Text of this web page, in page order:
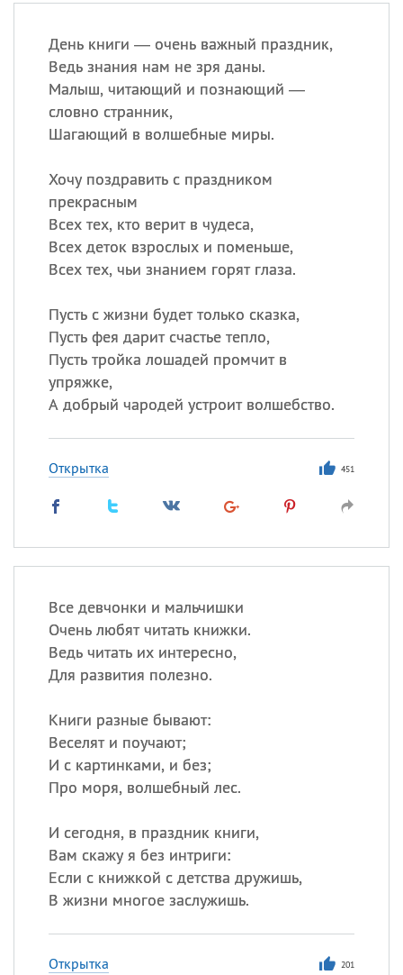
День книги — очень важный праздник,
Ведь знания нам не зря даны.
Малыш, читающий и познающий —
словно странник,
Шагающий в волшебные миры.
Хочу поздравить с праздником
прекрасным
Всех тех, кто верит в чудеса,
Всех деток взрослых и поменьше,
Всех тех, чьи знанием горят глаза.
Пусть с жизни будет только сказка,
Пусть фея дарит счастье тепло,
Пусть тройка лошадей промчит в
упряжке,
А добрый чародей устроит волшебство.
Открытка 451
Все девчонки и мальчишки
Очень любят читать книжки.
Ведь читать их интересно,
Для развития полезно.
Книги разные бывают:
Веселят и поучают;
И с картинками, и без;
Про моря, волшебный лес.
И сегодня, в праздник книги,
Вам скажу я без интриги:
Если с книжкой с детства дружишь,
В жизни многое заслужишь.
Открытка 201